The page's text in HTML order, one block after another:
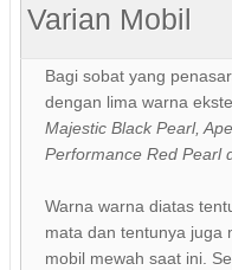
Varian Mobil
Bagi sobat yang
dengan lima warna
Majestic Black Pearl,
Performance Red Pearl
Warna warna diatas
mata dan tentunya juga
mobil mewah saat ini.